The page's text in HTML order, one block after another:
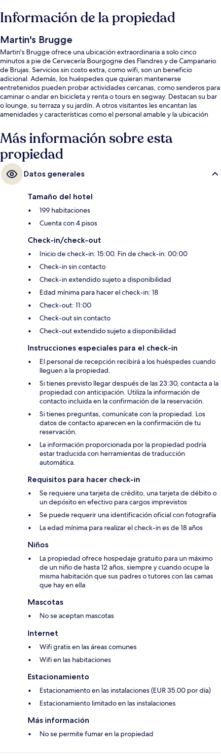
Información de la propiedad
Martin's Brugge
Martin's Brugge ofrece una ubicación extraordinaria a solo cinco
minutos a pie de Cervecería Bourgogne des Flandres y de Campanario
de Brujas. Servicios sin costo extra, como wifi, son un beneficio
adicional. Además, los huéspedes que quieran mantenerse
entretenidos pueden probar actividades cercanas, como senderos para
caminar o andar en bicicleta y renta o tours en segway. Destacan su bar
o lounge, su terraza y su jardín. A otros visitantes les encantan las
amenidades y características como el personal amable y la ubicación
Más información sobre esta
propiedad
Datos generales
Tamaño del hotel
199 habitaciones
Cuenta con 4 pisos
Check-in/check-out
Inicio de check-in: 15:00. Fin de check-in: 00:00
Check-in sin contacto
Check-in extendido sujeto a disponibilidad
Edad mínima para hacer el check-in: 18
Check-out: 11:00
Check-out sin contacto
Check-out extendido sujeto a disponibilidad
Instrucciones especiales para el check-in
El personal de recepción recibirá a los huéspedes cuando
lleguen a la propiedad.
Si tienes previsto llegar después de las 23:30, contacta a la
propiedad con anticipación. Utiliza la información de
contacto incluida en la confirmación de la reservación.
Si tienes preguntas, comunícate con la propiedad. Los
datos de contacto aparecen en la confirmación de tu
reservación.
La información proporcionada por la propiedad podría
estar traducida con herramientas de traducción
automática.
Requisitos para hacer check-in
Se requiere una tarjeta de crédito, una tarjeta de débito o
un depósito en efectivo para cargos imprevistos
Se puede requerir una identificación oficial con fotografía
La edad mínima para realizar el check-in es de 18 años
Niños
La propiedad ofrece hospedaje gratuito para un máximo
de un niño de hasta 12 años, siempre y cuando ocupe la
misma habitación que sus padres o tutores con las camas
que hay en ella
Mascotas
No se aceptan mascotas
Internet
Wifi gratis en las áreas comunes
Wifi en las habitaciones
Estacionamiento
Estacionamiento en las instalaciones (EUR 35.00 por día)
Estacionamiento limitado en las instalaciones
Más información
No se permite fumar en la propiedad